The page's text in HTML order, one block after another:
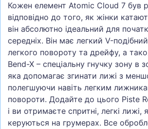
Кожен елемент Atomic Cloud 7 був
відповідно до того, як жінки
він абсолютно ідеальний для
середніх. Він має легкий V-
легкого повороту та дрейфу, а
Bend-X – спеціальну гнучку зону в
яка допомагає згинати лижі з
полегшуючи навіть легким
повороти. Додайте до цього Piste
і ви отримаєте спритні, легкі лижі,
керуються на грумерах. Все